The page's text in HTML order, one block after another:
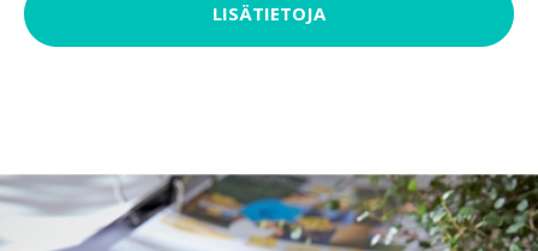
LISÄTIETOJA